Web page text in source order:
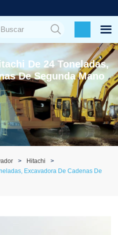
De 24 Toneladas,
De Segunda Mano
Hitachi
Excavadora De Cadenas De